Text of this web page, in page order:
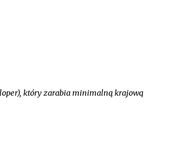
który zarabia minimalną krajową